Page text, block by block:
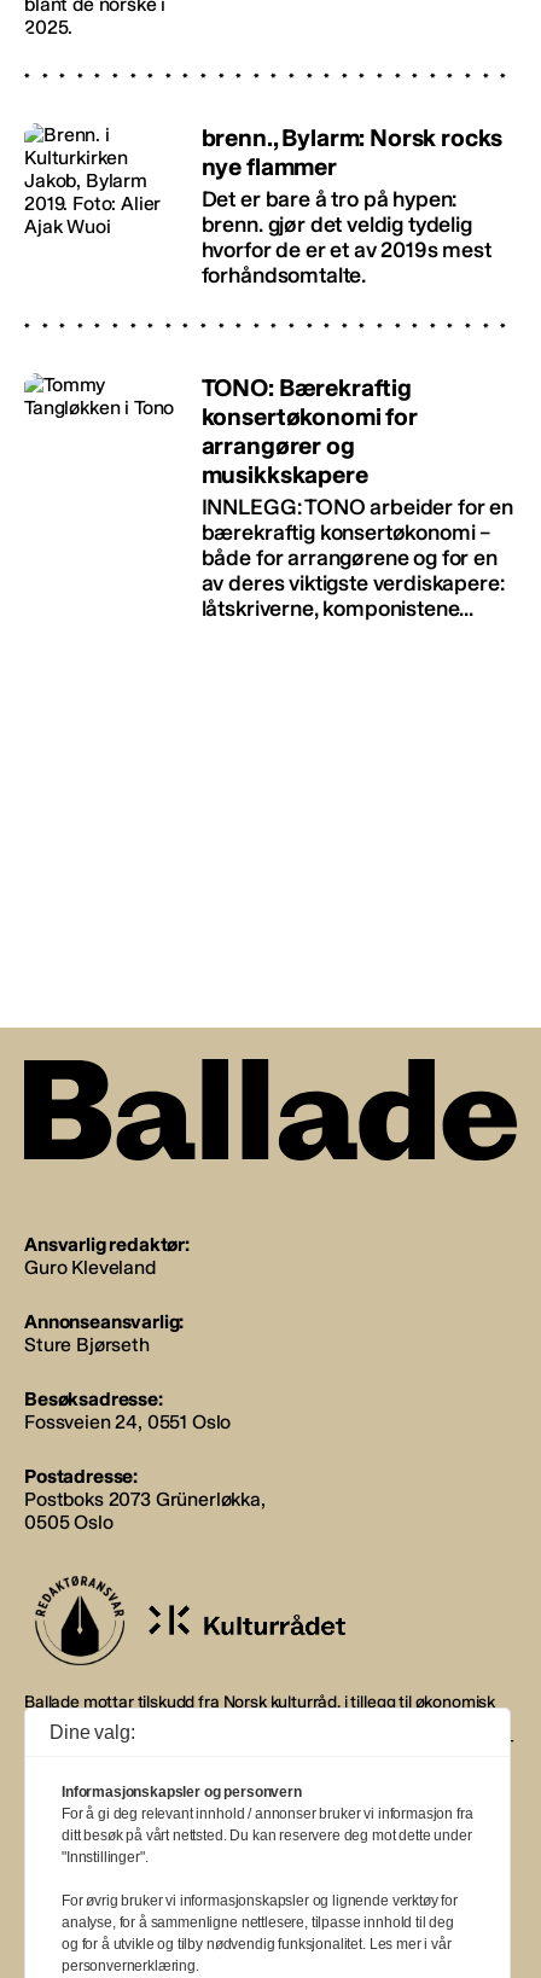
brenn., Bylarm: Norsk rocks
nye flammer
Det er bare å tro på hypen:
brenn. gjør det veldig tydelig
hvorfor de er et av 2019s mest
forhåndsomtalte.
TONO: Bærekraftig
konsertøkonomi for
arrangører og
musikkskapere
INNLEGG: TONO arbeider for en
bærekraftig konsertøkonomi –
både for arrangørene og for en
av deres viktigste verdiskapere:
låtskriverne, komponistene...
Ansvarlig redaktør:
Guro Kleveland
Annonseansvarlig:
Sture Bjørseth
Besøksadresse:
Fossveien 24, 0551 Oslo
Postadresse:
Postboks 2073 Grünerløkka,
0505 Oslo
Ballade mottar tilskudd fra Norsk kulturråd, i tillegg til økonomisk
støtte fra eierne NOPA, Norsk komponistforening og
Musikkforleggerne. Ballade drives etter Redaktør- og Vær Varsom-
BALLADE — NORGES MUSIKKMAGASIN
a aaa aa aa
Dine valg:
Informasjonskapsler og personvern
For å gi deg relevant innhold / annonser bruker vi informasjon fra
ditt besøk på vårt nettsted. Du kan reservere deg mot dette under
"Innstillinger".
For øvrig bruker vi informasjonskapsler og lignende verktøy for
analyse, for å sammenligne nettlesere, tilpasse innhold til deg
og for å utvikle og tilby nødvendig funksjonalitet. Les mer i vår
personvernerklæring.